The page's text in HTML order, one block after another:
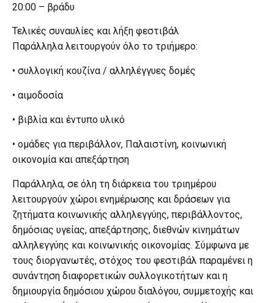
20:00 – βράδυ
Τελικές συναυλίες και λήξη φεστιβάλ
Παράλληλα λειτουργούν όλο το τριήμερο:
• συλλογική κουζίνα / αλληλέγγυες δομές
• αιμοδοσία
• βιβλία και έντυπο υλικό
• ομάδες για περιβάλλον, Παλαιστίνη, κοινωνική
οικονομία και απεξάρτηση
Παράλληλα, σε όλη τη διάρκεια του τριημέρου
λειτουργούν χώροι ενημέρωσης και δράσεων για
ζητήματα κοινωνικής αλληλεγγύης, περιβάλλοντος,
δημόσιας υγείας, απεξάρτησης, διεθνών κινημάτων
αλληλεγγύης και κοινωνικής οικονομίας. Σύμφωνα με
τους διοργανωτές, στόχος του φεστιβάλ παραμένει η
συνάντηση διαφορετικών συλλογικοτήτων και η
δημιουργία δημόσιου χώρου διαλόγου, συμμετοχής και